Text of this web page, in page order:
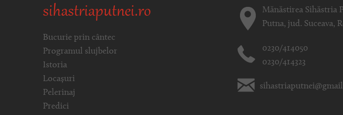
sihastriaputnei.ro
Bucurie prin cântec
Programul slujbelor
Istoria
Locașuri
Pelerinaj
Predici
Mănăstirea Sihăstria
Putna, jud. Suceava,
0230/414050
0230/414323